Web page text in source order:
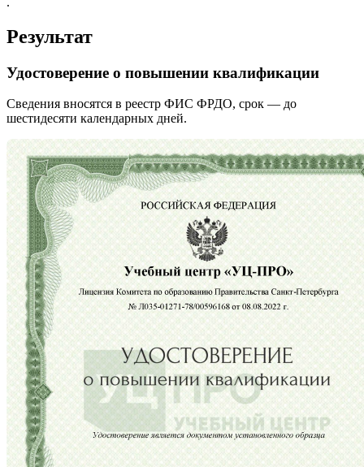
Результат
Удостоверение о повышении квалификации
Сведения вносятся в реестр ФИС ФРДО, срок — до
шестидесяти календарных дней.